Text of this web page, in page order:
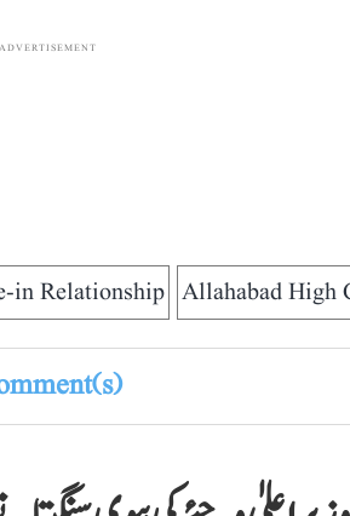
ADVERTISEMENT
Allahabad High
in Relationship